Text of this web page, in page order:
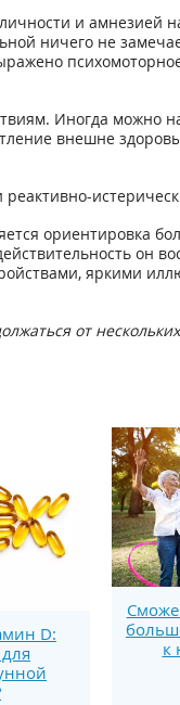
и амнезией
ничего не
Иногда можно
внешне
ориентировка
он
яркими
от
D:
к